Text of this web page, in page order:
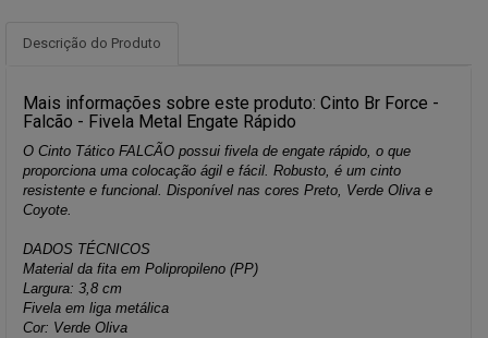
Descrição do Produto
Mais informações sobre este produto: Cinto Br Force -
Falcão - Fivela Metal Engate Rápido
O Cinto Tático FALCÃO possui fivela de engate rápido, o que
proporciona uma colocação ágil e fácil. Robusto, é um cinto
resistente e funcional. Disponível nas cores Preto, Verde Oliva e
Coyote.
DADOS TÉCNICOS
Material da fita em Polipropileno (PP)
Largura: 3,8 cm
Fivela em liga metálica
Cor: Verde Oliva